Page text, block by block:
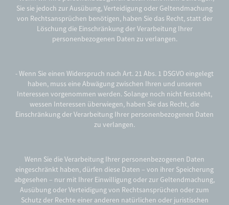
Sie sie jedoch zur Ausübung, Verteidigung oder Geltendmachung
von Rechtsansprüchen benötigen, haben Sie das Recht, statt der
Löschung die Einschränkung der Verarbeitung Ihrer
personenbezogenen Daten zu verlangen.
- Wenn Sie einen Widerspruch nach Art. 21 Abs. 1 DSGVO eingelegt
haben, muss eine Abwägung zwischen Ihren und unseren
Interessen vorgenommen werden. Solange noch nicht feststeht,
wessen Interessen überwiegen, haben Sie das Recht, die
Einschränkung der Verarbeitung Ihrer personenbezogenen Daten
zu verlangen.
Wenn Sie die Verarbeitung Ihrer personenbezogenen Daten
eingeschränkt haben, dürfen diese Daten – von ihrer Speicherung
abgesehen – nur mit Ihrer Einwilligung oder zur Geltendmachung,
Ausübung oder Verteidigung von Rechtsansprüchen oder zum
Schutz der Rechte einer anderen natürlichen oder juristischen